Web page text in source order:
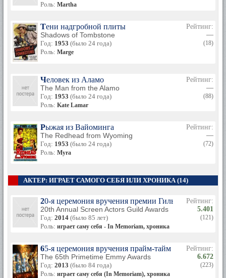
Роль: Martha
Тени надгробной плиты
Shadows of Tombstone
Год: 1953 (было 24 года)
Роль: Marge
Рейтинг:
—
(18)
Человек из Аламо
The Man from the Alamo
Год: 1953 (было 24 года)
Роль: Kate Lamar
Рейтинг:
—
(88)
Рыжая из Вайоминга
The Redhead from Wyoming
Год: 1953 (было 24 года)
Роль: Myra
Рейтинг:
—
(72)
АКТЕР: ИГРАЕТ САМОГО СЕБЯ ИЛИ ХРОНИКА (14)
20-я церемония вручения премии Гильдии
20th Annual Screen Actors Guild Awards
Год: 2014 (было 85 лет)
Роль: играет саму себя - In Memoriam, хроника
Рейтинг:
5.401
(121)
65-я церемония вручения прайм-тайм премии
The 65th Primetime Emmy Awards
Год: 2013 (было 84 года)
Роль: играет саму себя (In Memoriam), хроника
Рейтинг:
6.672
(223)